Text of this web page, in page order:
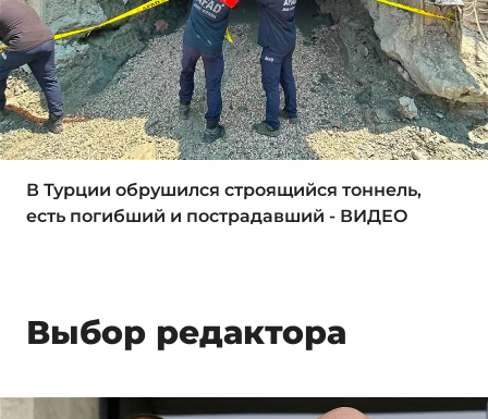
В Турции обрушился строящийся тоннель,
есть погибший и пострадавший - ВИДЕО
Выбор редактора